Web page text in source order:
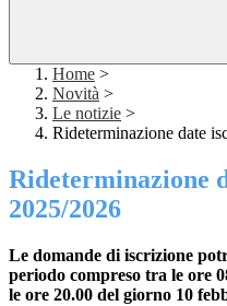
Home >
Novità >
Le notizie >
Rideterminazione date
Rideterminazione
2025/2026
Le domande di iscrizione
periodo compreso tra le ore
le ore 20.00 del giorno 10